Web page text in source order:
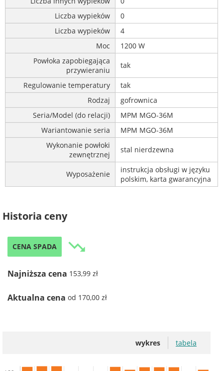
Liczba wypieków
0
Liczba wypieków
4
Moc
1200 W
Powłoka zapobiegająca
przywieraniu
tak
Regulowanie temperatury
tak
Rodzaj
gofrownica
Seria/Model (do relacji)
MPM MGO-36M
Wariantowanie seria
MPM MGO-36M
Wykonanie powłoki
zewnętrznej
stal nierdzewna
Wyposażenie
instrukcja obsługi w języku
polskim, karta gwarancyjna
Historia ceny
CENA SPADA trending_down
Najniższa cena 153,99 zł
Aktualna cena od 170,00 zł
wykres tabela